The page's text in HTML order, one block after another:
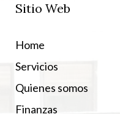
Sitio Web
Home
Servicios
Quienes somos
Finanzas